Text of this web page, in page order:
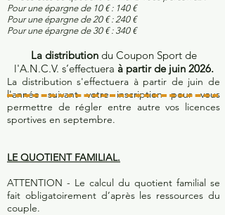
Pour une épargne de 10 € : 140 €
Pour une épargne de 20 € : 240 €
Pour une épargne de 30 € : 340 €
La distribution du Coupon Sport de
l'A.N.C.V. s’effectuera à partir de juin 2026.
La distribution s'effectuera à partir de juin de
l'année suivant votre inscription pour vous
permettre de régler entre autre vos licences
sportives en septembre.
LE QUOTIENT FAMILIAL.
ATTENTION - Le calcul du quotient familial se
fait obligatoirement d’après les ressources du
couple.